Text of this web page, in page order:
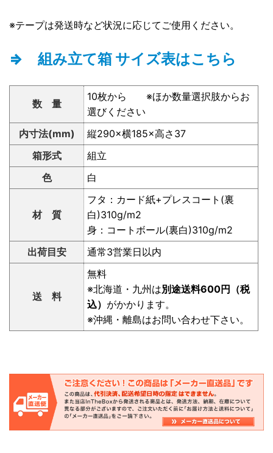
※テープは発送時など状況に応じてご使用ください。
⇒ 組み立て箱 サイズ表はこちら
数 量
10枚から ※ほか数量選択肢からお
選びください
内寸法(mm)
縦290×横185×高さ37
箱形式
組立
色
白
材 質
フタ：カード紙+プレスコート(裏
白)310g/m2
身：コートボール(裏白)310g/m2
出荷目安
通常3営業日以内
送 料
無料
※北海道・九州は別途送料600円（税
込） がかかります。
※沖縄・離島はお問い合わせ下さい。